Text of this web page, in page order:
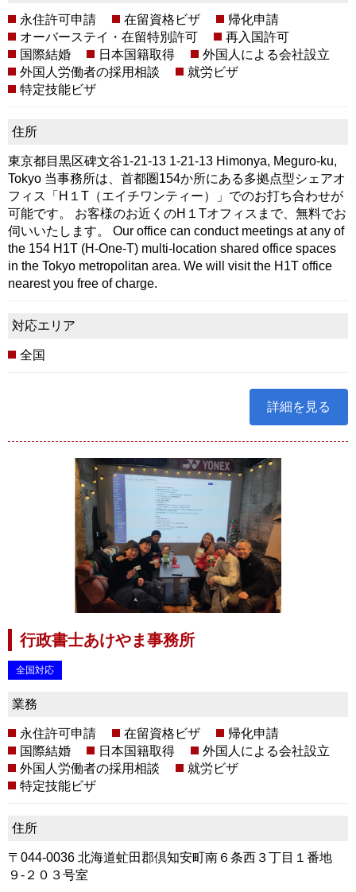
永住許可申請 在留資格ビザ
帰化申請
オーバーステイ・在留特別許可
再入国許可
国際結婚
日本国籍取得
外国人による会社設立
外国人労働者の採用相談
就労ビザ
特定技能ビザ
住所
東京都目黒区碑文谷1-21-13 1-21-13 Himonya, Meguro-ku,
Tokyo 当事務所は、首都圏154か所にある多拠点型シェアオ
フィス「H１T（エイチワンティー）」でのお打ち合わせが
可能です。 お客様のお近くのH１Tオフィスまで、無料でお
伺いいたします。 Our office can conduct meetings at any of
the 154 H1T (H-One-T) multi-location shared office spaces
in the Tokyo metropolitan area. We will visit the H1T office
nearest you free of charge.
対応エリア
全国
詳細を見る
行政書士あけやま事務所
全国対応
業務
永住許可申請 在留資格ビザ
帰化申請
国際結婚
日本国籍取得
外国人による会社設立
外国人労働者の採用相談
就労ビザ
特定技能ビザ
住所
〒044-0036 北海道虻田郡倶知安町南６条西３丁目１番地
９-２０３号室